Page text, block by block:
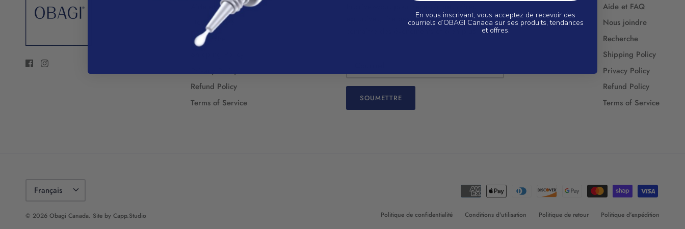
Aide et FAQ
Nous joindre
Recherche
Refund Policy
Terms of Service
exclusives, lire des histoires originales,
connaître des événements et bien plus encore.
SOUMETTRE
Aide et FAQ
Nous joindre
Recherche
Shipping Policy
Privacy Policy
Refund Policy
Terms of Service
Politique de confidentialité Conditions d'utilisation Politique de retour Politique d'expédition
Langue
Français
© 2026 Obagi Canada. Site by Capp.Studio
En vous inscrivant, vous acceptez de recevoir des
courriels d’OBAGI Canada sur ses produits, tendances
et offres.